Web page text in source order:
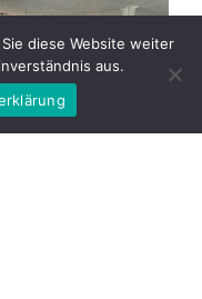
diese Website weiter
aus.